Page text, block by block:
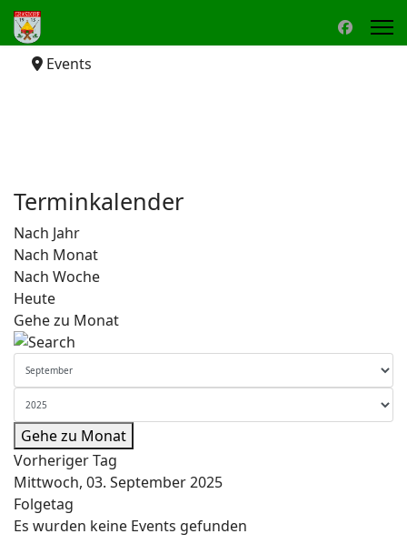
Events
Terminkalender
Nach Jahr
Nach Monat
Nach Woche
Heute
Gehe zu Monat
Gehe zu Monat
Vorheriger Tag
Mittwoch, 03. September 2025
Folgetag
Es wurden keine Events gefunden